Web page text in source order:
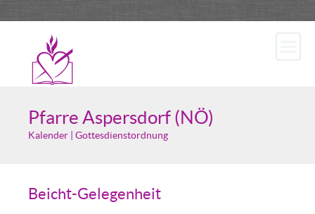
Pfarre Aspersdorf (NÖ)
Kalender | Gottesdienstordnung
Beicht-Gelegenheit